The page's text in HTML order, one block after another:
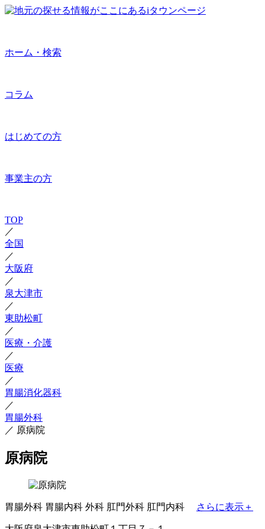
ホーム・検索
コラム
はじめての方
事業主の方
TOP
／
全国
／
大阪府
／
泉大津市
／
東助松町
／
医療・介護
／
医療
／
胃腸消化器科
／
胃腸外科
／ 原病院
原病院
胃腸外科 胃腸内科 外科 肛門外科 肛門内科 さらに表示＋